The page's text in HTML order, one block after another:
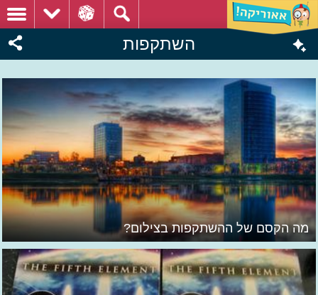
השתקפות
מה הקסם של ההשתקפות בצילום?